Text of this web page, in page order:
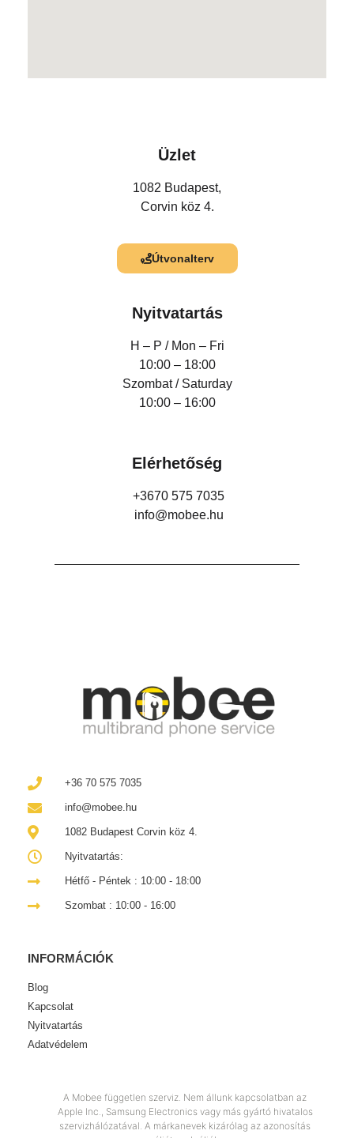
Üzlet
1082 Budapest,
Corvin köz 4.
Útvonalterv
Nyitvatartás
H – P / Mon – Fri
10:00 – 18:00
Szombat / Saturday
10:00 – 16:00
Elérhetőség
+3670 575 7035
info@mobee.hu
+36 70 575 7035
info@mobee.hu
1082 Budapest Corvin köz 4.
Nyitvatartás:
Hétfő - Péntek : 10:00 - 18:00
Szombat : 10:00 - 16:00
INFORMÁCIÓK
Blog
Kapcsolat
Nyitvatartás
Adatvédelem
A Mobee független szerviz. Nem állunk kapcsolatban az
Apple Inc., Samsung Electronics vagy más gyártó hivatalos
szervizhálózatával. A márkanevek kizárólag az azonosítás